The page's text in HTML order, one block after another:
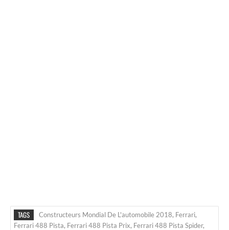
TAGS Constructeurs Mondial De L'automobile 2018, Ferrari,
Ferrari 488 Pista, Ferrari 488 Pista Prix, Ferrari 488 Pista Spider,